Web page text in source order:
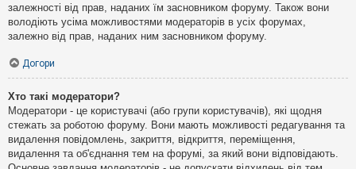
залежності від прав, наданих їм засновником форуму. Також вони
володіють усіма можливостями модераторів в усіх форумах,
залежно від прав, наданих ним засновником форуму.
Догори
Хто такі модератори?
Модератори - це користувачі (або групи користувачів), які щодня
стежать за роботою форуму. Вони мають можливості редагування та
видалення повідомлень, закриття, відкриття, переміщення,
видалення та об'єднання тем на форумі, за який вони відповідають.